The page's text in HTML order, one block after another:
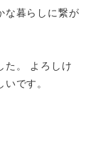
な暮らしに繋が
た。 よろしけ
です。